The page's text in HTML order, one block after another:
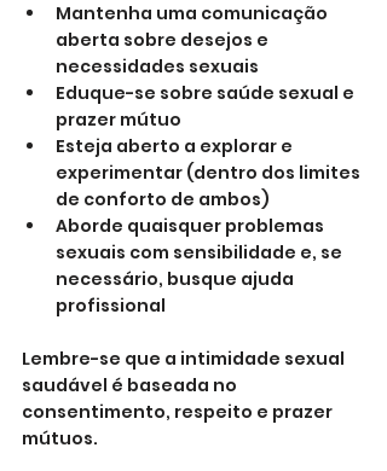
Mantenha uma comunicação
aberta sobre desejos e
necessidades sexuais
Eduque-se sobre saúde sexual e
prazer mútuo
Esteja aberto a explorar e
experimentar (dentro dos limites
de conforto de ambos)
Aborde quaisquer problemas
sexuais com sensibilidade e, se
necessário, busque ajuda
profissional
Lembre-se que a intimidade sexual
saudável é baseada no
consentimento, respeito e prazer
mútuos.